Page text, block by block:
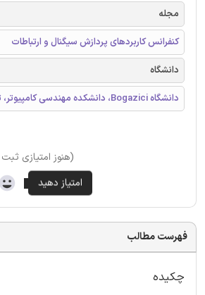
مجله
کنفرانس کاربردهای پردازش سیگنال و ارتباطات
دانشگاه
دانشگاه Bogazici، دانشکده مهندسی کامپیوتر، ترکیه
(هنوز امتیازی
فهرست مطالب
چکیده